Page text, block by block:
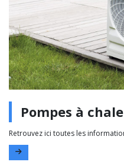
Pompes à
Retrouvez ici toutes les